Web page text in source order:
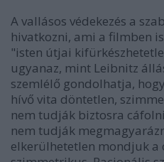
A vallásos védekezés a
hivatkozni, ami a filmben
"isten útjai
ugyanaz, mint Leibnitz
szemlélő gondolhatja,
hívő vita döntetlen,
nem tudják biztosra
nem tudják
elkerülhetetlen mondjuk a